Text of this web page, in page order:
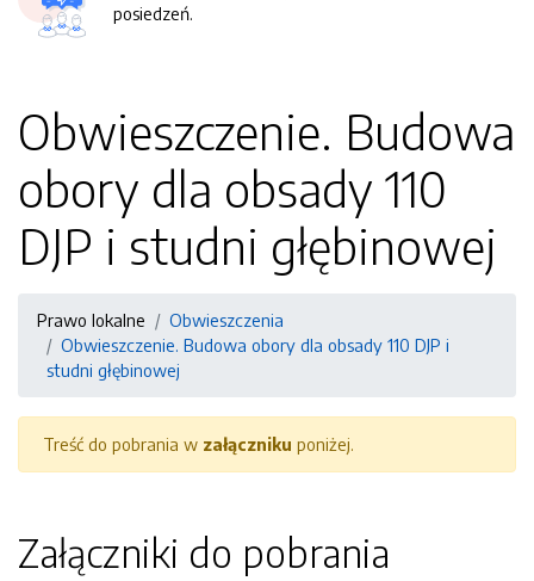
posiedzeń.
Obwieszczenie. Budowa
obory dla obsady 110
DJP i studni głębinowej
Prawo lokalne
Obwieszczenia
Obwieszczenie. Budowa obory dla obsady 110 DJP i
studni głębinowej
Treść do pobrania w załączniku poniżej.
Załączniki do pobrania